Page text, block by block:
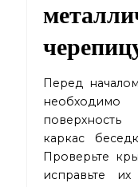
Перед
необходимо
каркас
Проверьте
исправьте